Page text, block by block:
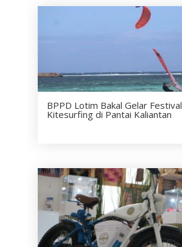
BPPD Lotim Bakal Gelar Festival
Kitesurfing di Pantai Kaliantan